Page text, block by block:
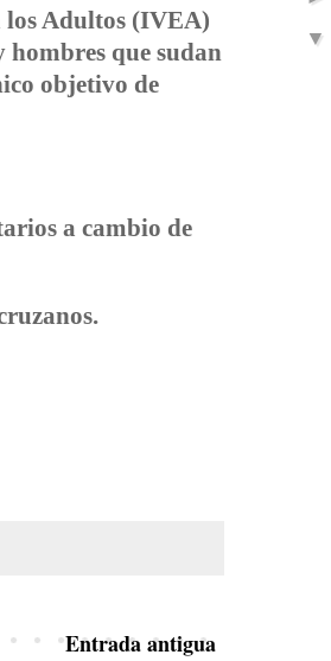
los Adultos (IVEA)
hombres que sudan
objetivo de
a cambio de
Entrada antigua
▼